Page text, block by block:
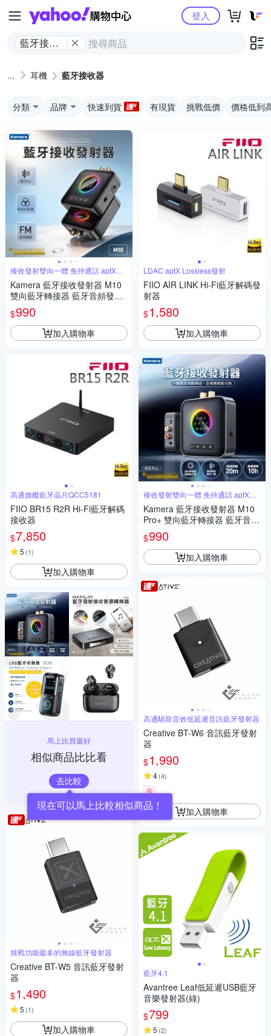
Yahoo購物中心
藍牙接收
登入
耳機 藍牙接收器
分類 品牌 快速到貨 有現貨 挑戰低價 價格低到
接收發射雙向一體 免持通話 aptX音
質
Kamera 藍牙接收發射器 M10
雙向藍牙轉接器 藍牙音頻發射
器 藍牙音頻接收器 aptX藍牙轉
接器 免持通話藍牙轉接 RCA/A
UX/USB轉藍牙
$990
加入購物車
高通旗艦藍牙晶片QCC5181
FIIO BR15 R2R Hi-Fi藍牙解碼
接收器
$7,850
5 (1)
加入購物車
馬上比買最好
相似商品比比看
去比較
現在可以馬上比較相似商品！
挑戰功能最多的無線藍牙發射器
Creative BT-W5 音訊藍牙發射
器
$1,490
5 (1)
加入購物車
LDAC aptX Lossless發射
FIIO AIR LINK Hi-Fi藍牙解碼發
射器
$1,580
加入購物車
接收發射雙向一體 免持通話 aptX音
質
Kamera 藍牙接收發射器 M10
Pro+ 雙向藍牙轉接器 藍牙音頻
發射器 藍牙音頻接收器 aptX藍
牙轉接器 免持通話藍牙轉接 R
CA/AUX/USB轉藍牙
$990
加入購物車
高通驍龍音效低延遲音訊藍牙發射器
Creative BT-W6 音訊藍牙發射
器
$1,990
4(4)
券
加入購物車
藍牙4,1
Avantree Leaf低延遲USB藍牙
音樂發射器(綠)
$799
5 (2)